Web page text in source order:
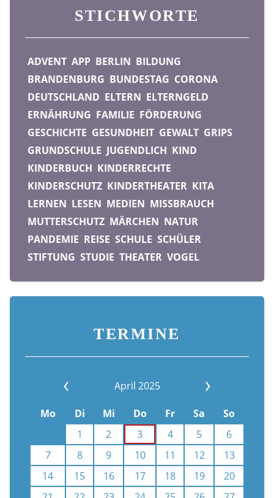
STICHWORTE
ADVENT APP BERLIN BILDUNG
BRANDENBURG BUNDESTAG CORONA
DEUTSCHLAND ELTERN ELTERNGELD
ERNÄHRUNG FAMILIE FÖRDERUNG
GESCHICHTE GESUNDHEIT GEWALT GRIPS
GRUNDSCHULE JUGENDLICH KIND
KINDERBUCH KINDERRECHTE
KINDERSCHUTZ KINDERTHEATER KITA
LERNEN LESEN MEDIEN MISSBRAUCH
MUTTERSCHUTZ MÄRCHEN NATUR
PANDEMIE REISE SCHULE SCHÜLER
STIFTUNG STUDIE THEATER VOGEL
TERMINE
April 2025
Mo Di Mi Do Fr Sa
So
1
2 3 4 5
6
7
8 9 10 11 12
13
14
15 16 17 18 19
20